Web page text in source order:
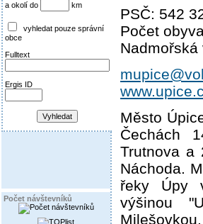
a okolí do km
vyhledat pouze správní
obce
Fulltext
Ergis ID
Počet návštevníků
PSČ: 542
Počet
Město
Čechách
Trutnova a
Náchoda.
řeky Úpy
výšinou